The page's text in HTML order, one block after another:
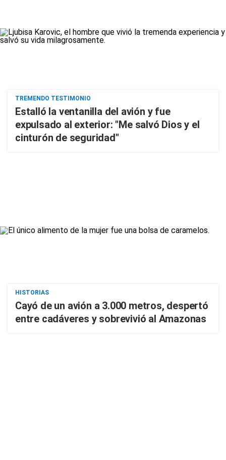
TREMENDO TESTIMONIO
Estalló la ventanilla del avión y fue
expulsado al exterior: "Me salvó Dios y el
cinturón de seguridad"
HISTORIAS
Cayó de un avión a 3.000 metros, despertó
entre cadáveres y sobrevivió al Amazonas